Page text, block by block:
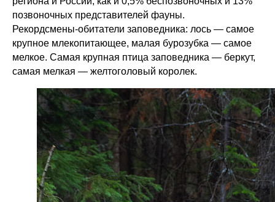
позвоночных представителей фауны.
Рекордсмены-обитатели заповедника: лось — самое
крупное млекопитающее, малая бурозубка — самое
мелкое. Самая крупная птица заповедника — беркут,
самая мелкая — желтоголовый королек.